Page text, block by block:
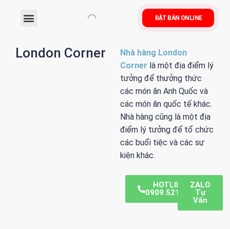
ĐẶT BÀN ONLINE
London Corner
Nhà hàng London
Corner là một địa điểm lý
tưởng để thưởng thức
các món ăn Anh Quốc và
các món ăn quốc tế khác.
Nhà hàng cũng là một địa
điểm lý tưởng để tổ chức
các buổi tiệc và các sự
kiện khác.
HOTLINE:
0909.521.333
ZALO
Tư
Vấn